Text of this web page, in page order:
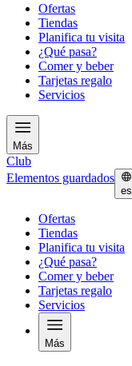
Ofertas
Tiendas
Planifica tu visita
¿Qué pasa?
Comer y beber
Tarjetas regalo
Servicios
Más
Club
Elementos guardados
es
Ofertas
Tiendas
Planifica tu visita
¿Qué pasa?
Comer y beber
Tarjetas regalo
Servicios
Más